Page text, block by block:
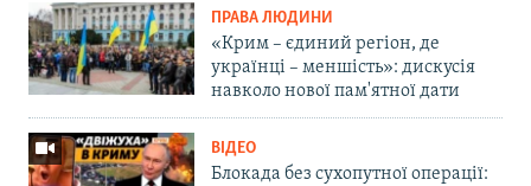
ПРАВА ЛЮДИНИ
«Крим – єдиний регіон, де
українці – меншість»: дискусія
навколо нової пам'ятної дати
ВІДЕО
Блокада без сухопутної операції: